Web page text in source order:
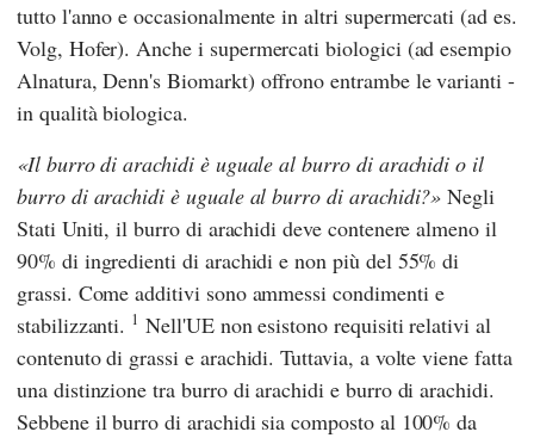
tutto l'anno e occasionalmente in altri supermercati (ad es.
Volg, Hofer). Anche i supermercati biologici (ad esempio
Alnatura,Denn's Biomarkt) offrono entrambe le varianti -
in qualità biologica.
Il burro di arachidi è uguale al burro di arachidi o il
burro di arachidi è uguale al burro di arachidi? Negli
Stati Uniti, il burro di arachidi deve contenere almeno il
90% di ingredienti di arachidi e non più del 55% di
grassi. Come additivi sono ammessi condimenti e
stabilizzanti. 1 Nell'UE non esistono requisiti relativi al
contenuto di grassi e arachidi. Tuttavia, a volte viene fatta
una distinzione tra burro di arachidi e burro di arachidi.
Sebbene il burro di arachidi sia composto al 100% da